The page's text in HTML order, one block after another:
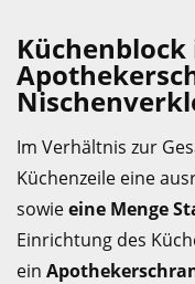
Im Verhältnis zur
Küchenzeile eine
sowieeine Menge
Einrichtung des
ein